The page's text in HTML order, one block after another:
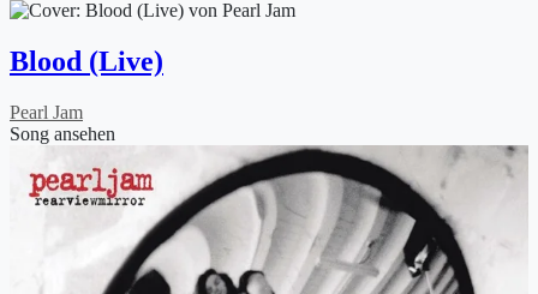
Blood (Live)
Pearl Jam
Song ansehen